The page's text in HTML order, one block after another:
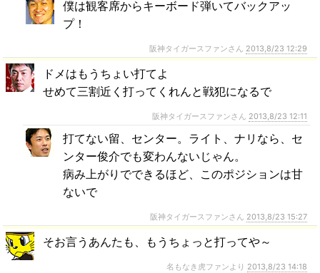
僕は観客席からキーボード弾いてバックアッ
プ！
阪神タイガースファンさん 2013,8/23 12:29
ドメはもうちょい打てよ
せめて三割近く打ってくれんと戦犯になるで
阪神タイガースファンさん 2013,8/23 12:11
打てない留、センター。ライト、ナリなら、セ
ンター俊介でも変わんないじゃん。
病み上がりでできるほど、このポジションは甘
ないで
阪神タイガースファンさん 2013,8/23 15:27
そお言うあんたも、もうちょっと打ってや～
名もなき虎ファンより 2013,8/23 14:18